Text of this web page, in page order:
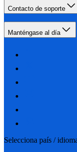
Contacto de soporte
Manténgase al día
Selecciona país /